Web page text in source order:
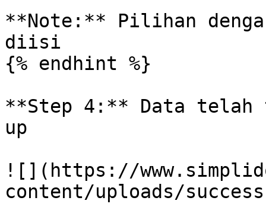
**Note:** Pilihan
diisi
{% endhint %}
**Step 4:** Data telah
up
![](https://
content/uploads/